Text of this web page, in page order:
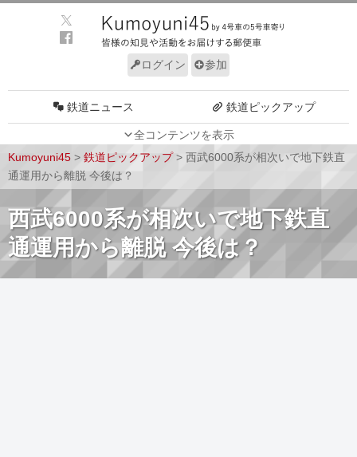
ログイン 参加
全コンテンツを表示
鉄道ニュース 鉄道ピックアップ
車両技術
Kumoyuni45 > 鉄道ピックアップ> 西武6000系が相次いで地下鉄直
通運用から離脱 今後は？
西武6000系が相次いで地下鉄直
通運用から離脱 今後は？